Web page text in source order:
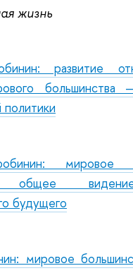
жизнь
развитие
большинства
мировое
общее
будущего
мировое